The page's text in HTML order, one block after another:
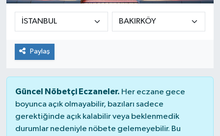
Paylaş
Güncel Nöbetçi Eczaneler. Her eczane gece
boyunca açık olmayabilir, bazıları sadece
gerektiğinde açık kalabilir veya beklenmedik
durumlar nedeniyle nöbete gelemeyebilir. Bu
Sağlık
Siyaset
Teknoloji
Türkiye